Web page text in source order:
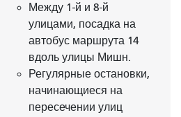
Между 1-й и 8-й
улицами, посадка на
автобус маршрута 14
вдоль улицы Мишн.
Регулярные остановки,
начинающиеся на
пересечении улиц